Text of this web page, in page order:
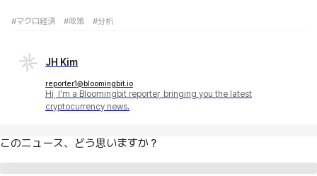
#マクロ経済 #政策 #分析
JH Kim
reporter1@bloomingbit.io
Hi, I'm a Bloomingbit reporter, bringing you the latest
cryptocurrency news.
このニュース、どう思いますか？